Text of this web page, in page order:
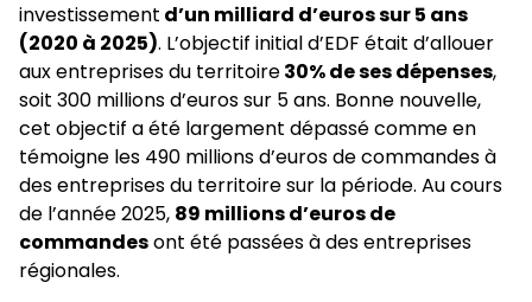
investissement d’un milliard d’euros sur 5 ans
(2020 à 2025). L’objectif initial d’EDF était d’allouer
aux entreprises du territoire30% de ses dépenses,
soit 300 millions d’euros sur 5 ans. Bonne nouvelle,
cet objectif a été largement dépassé comme en
témoigne les 490 millions d’euros de commandes à
des entreprises du territoire sur la période. Au cours
de l’année 2025, 89 millions d’euros de
commandesont été passées à des entreprises
régionales.